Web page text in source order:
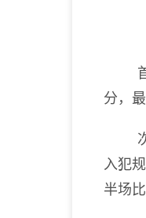
首
分，
次
入犯
半场